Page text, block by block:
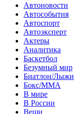
Автоновости
Автособытия
Автоспорт
Автоэксперт
Актеры
Аналитика
Баскетбол
Безумный мир
Биатлон/Лыжи
Бокс/MMA
В мире
В России
Вещи